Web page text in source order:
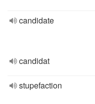
candidate
candidat
stupefaction